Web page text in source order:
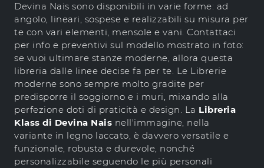
Devina Nais sono disponibili in varie forme: ad
angolo, lineari, sospese e realizzabili su misura per
te con vari elementi, mensole e vani. Contattaci
per info e preventivi sul modello mostrato in foto:
se vuoi ultimare stanze moderne, allora questa
libreria dalle linee decise fa per te. Le Librerie
moderne sono sempre molto gradite per
predisporre il soggiorno e i muri, mixando alla
perfezione doti di praticità e design. La Libreria
Klass di Devina Nais nell'immagine, nella
variante in legno laccato, è davvero versatile e
funzionale, robusta e durevole, nonché
personalizzabile seguendo le più personali